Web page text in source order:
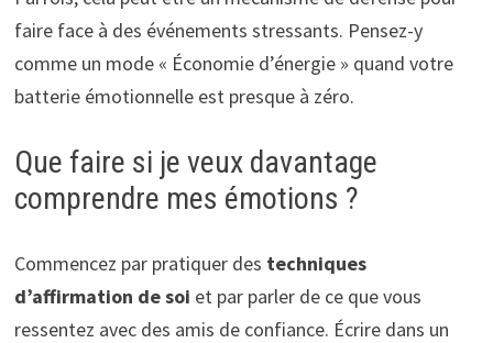
faire face à des événements stressants. Pensez-y
comme un mode « Économie d’énergie » quand votre
batterie émotionnelle est presque à zéro.
Que faire si je veux davantage
comprendre mes émotions ?
Commencez par pratiquer des techniques
d’affirmation de soi et par parler de ce que vous
ressentez avec des amis de confiance. Écrire dans un